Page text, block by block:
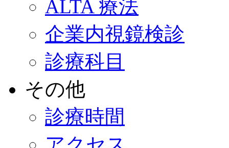
ALTA 療法
企業内視鏡検診
診療科目
その他
診療時間